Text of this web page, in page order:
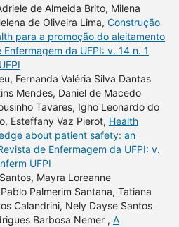
de Almeida Brito, Milena
de Oliveira Lima, Construção
para a promoção do aleitamento
Enfermagem da UFPI: v. 14 n. 1
Fernanda Valéria Silva Dantas
Mendes, Daniel de Macedo
Tavares, Igho Leonardo do
Esteffany Vaz Pierot, Health
about patient safety: an
de Enfermagem da UFPI: v.
UFPI
Mayra Loreanne
Palmerim Santana, Tatiana
Calandrini, Nely Dayse Santos
Barbosa Nemer , A